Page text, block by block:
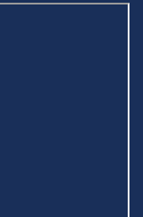
on Stamford VC